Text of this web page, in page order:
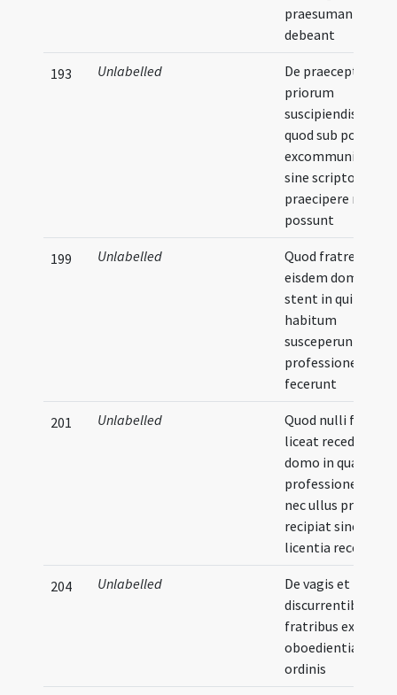
praesumant vel
debeant
193 Unlabelled
De praeceptis
priorum
suscipiendis et
quod sub poena
sine scripto
praecipere non
possunt
199 Unlabelled
Quod fratres in
eisdem domibus
stent in quibus
habitum
susceperunt et
professionem
fecerunt
201 Unlabelled
Quod nulli
liceat recedere de
domo in qua
professionem
nec ullus prior
recipiat sine
licentia
204 Unlabelled
De vagis et
discurrentibus
fratribus extra
oboedientiam
ordinis